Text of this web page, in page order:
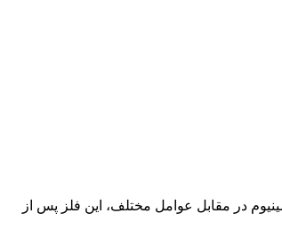
در مقابل عوامل مختلف، این فلز پس از